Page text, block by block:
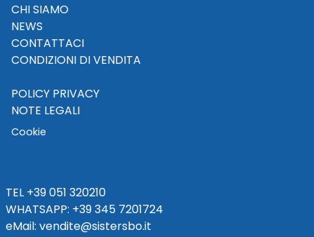
CHI SIAMO
NEWS
CONTATTACI
CONDIZIONI DI VENDITA
POLICY PRIVACY
NOTE LEGALI
Cookie
TEL +39 051 320210
WHATSAPP: +39345 7201724
eMail: vendite@sistersbo.it